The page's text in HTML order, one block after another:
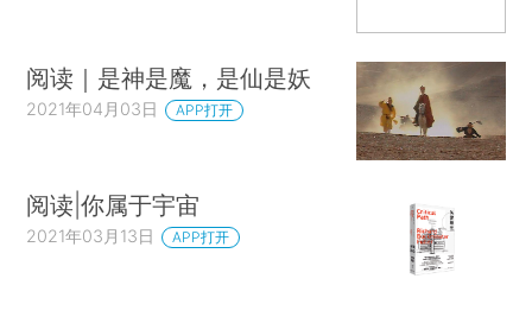
阅读｜是神是魔，是仙是妖
2021年04月03日 APP打开
阅读|你属于宇宙
2021年03月13日 APP打开